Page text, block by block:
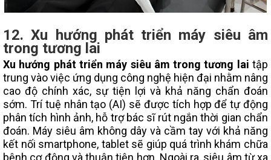
12. Xu hướng phát triển máy siêu âm
trong tương lai
Xu hướng phát triển máy siêu âm trong tương lai tập
trung vào việc ứng dụng công nghệ hiện đại nhằm nâng
cao độ chính xác, sự tiện lợi và khả năng chẩn đoán
sớm. Trí tuệ nhân tạo (AI) sẽ được tích hợp để tự động
phân tích hình ảnh, hỗ trợ bác sĩ rút ngắn thời gian chẩn
đoán. Máy siêu âm không dây và cầm tay với khả năng
kết nối smartphone, tablet sẽ giúp quá trình khám chữa
bệnh cơ động và thuận tiện hơn. Ngoài ra, siêu âm từ xa